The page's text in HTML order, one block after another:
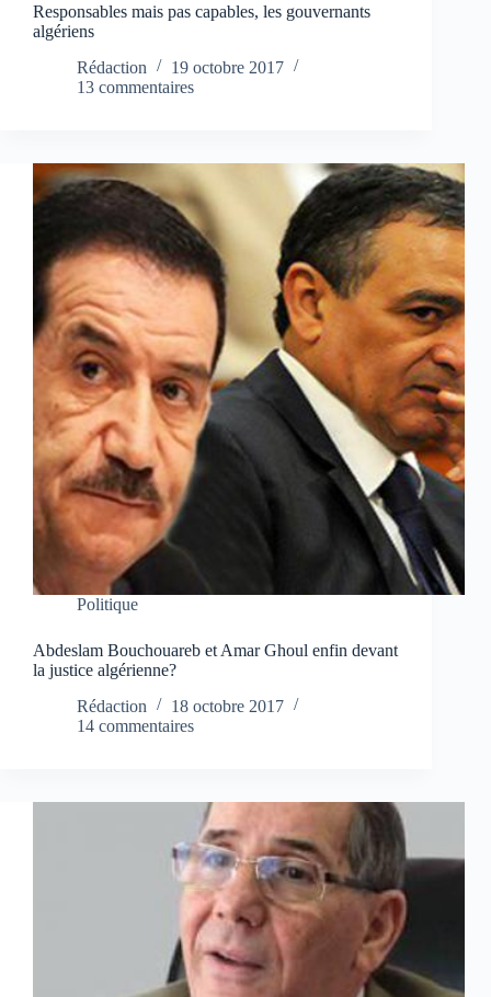
Responsables mais pas capables, les gouvernants
algériens
Rédaction
19 octobre 2017
13 commentaires
Politique
Abdeslam Bouchouareb et Amar Ghoul enfin devant
la justice algérienne?
Rédaction
18 octobre 2017
14 commentaires